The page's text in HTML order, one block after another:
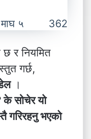
५ 362
र नियमित
गर्छ,
।
के सोचेर यो
गरिरहनु भएको